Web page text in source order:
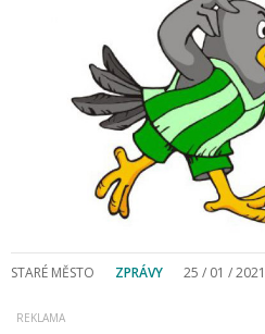
STARÉ MĚSTO ZPRÁVY 25 / 01 / 2021